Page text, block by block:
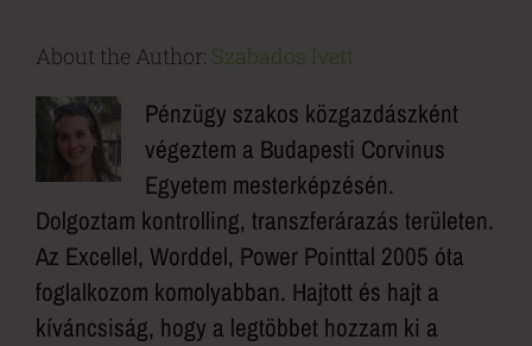
About the Author: Szabados Ivett
Pénzügy szakos közgazdászként
végeztem a Budapesti Corvinus
Egyetem mesterképzésén.
Dolgoztam kontrolling, transzferárazás területen.
Az Excellel, Worddel, Power Pointtal 2005 óta
foglalkozom komolyabban. Hajtott és hajt a
kíváncsiság, hogy a legtöbbet hozzam ki a